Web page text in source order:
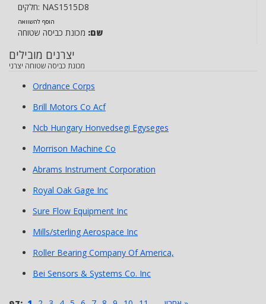
חלקים: NAS1515D8
הוסף להשוואה
שם: מכונת כביסה שטוחה
יצרנים מובילים
מכונת כביסה שטוחה יצרני
Ordnance Corps
Brill Motors Co Acf
Ncb Hungary Honvedsegi Egyseges
Morrison Machine Co
Abrams Instrument Corporation
Royal Oak Gage Inc
Sure Flow Equipment Inc
Mills/sterling Aerospace Inc
Roller Bearing Company Of America,
Bei Sensors & Systems Co. Inc